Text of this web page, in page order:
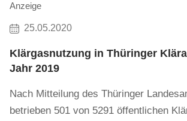
Anzeige
25.05.2020
Klärgasnutzung in Thüringer
Jahr 2019
Nach Mitteilung des Thüringer
betrieben 501 von 5291 öffentlichen